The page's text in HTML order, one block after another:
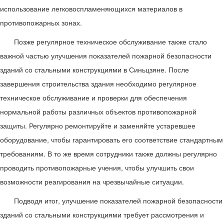
использование легковоспламеняющихся материалов в
противопожарных зонах.
Позже регулярное техническое обслуживание также стало
важной частью улучшения показателей пожарной безопасности
зданий со стальными конструкциями в Синьцзяне. После
завершения строительства здания необходимо регулярное
техническое обслуживание и проверки для обеспечения
нормальной работы различных объектов противопожарной
защиты. Регулярно ремонтируйте и заменяйте устаревшее
оборудование, чтобы гарантировать его соответствие стандартным
требованиям. В то же время сотрудники также должны регулярно
проводить противопожарные учения, чтобы улучшить свои
возможности реагирования на чрезвычайные ситуации.
Подводя итог, улучшение показателей пожарной безопасности
зданий со стальными конструкциями требует рассмотрения и